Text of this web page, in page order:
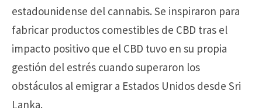
estadounidense del cannabis. Se inspiraron para
fabricar productos comestibles de CBD tras el
impacto positivo que el CBD tuvo en su propia
gestión del estrés cuando superaron los
obstáculos al emigrar a Estados Unidos desde Sri
Lanka.